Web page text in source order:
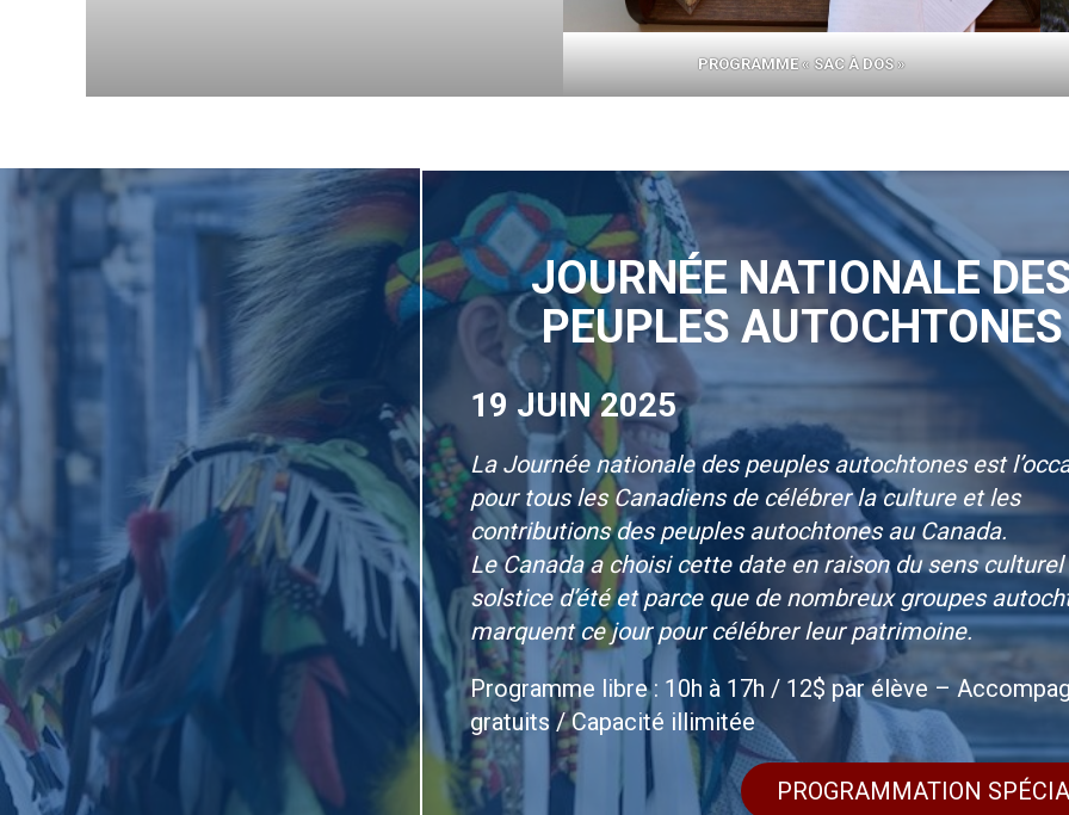
PROGRAMME « SAC À DOS »
JOURNÉE NATIONALE
PEUPLES AUTOCHTONES
19 JUIN 2025
La Journée nationale des peuples autochtones est
pour tous les Canadiens de célébrer la culture et les
contributions des peuples autochtones au Canada.
Le Canada a choisi cette date en raison du sens culturel
solstice d’été et parce que de nombreux groupes
marquent ce jour pour célébrer leur patrimoine.
Programme libre : 10h à 17h / 12$ par élève –
gratuits / Capacité illimitée
PROGRAMMATION